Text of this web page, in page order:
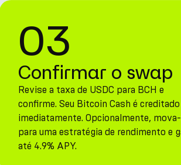
03
Confirmar o swap
Revise a taxa de USDC para BCH e
confirme. Seu Bitcoin Cash é creditado
imediatamente. Opcionalmente,
para uma estratégia de rendimento e
até 4.9% APY.